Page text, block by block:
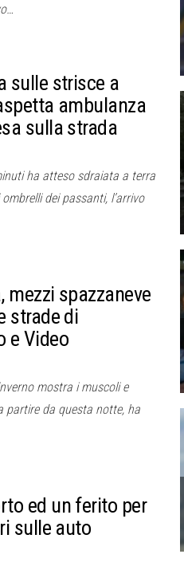
sulle strisce a
ambulanza
sulla strada
ha atteso sdraiata a terra
dei passanti, l’arrivo
mezzi spazzaneve
strade di
e Video
mostra i muscoli e
partire da questa notte, ha
ed un ferito per
sulle auto